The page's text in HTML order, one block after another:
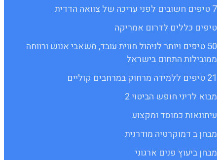
7 טיפים חשובים לפני עריכה של צוואה הדדית
טיפים כללים לדרום אמריקה
50 טיפים ויותר לניהול חווית עובד, משאבי אנוש ורווחה
ממובילות התחום בישראל
21 טיפים ללמידה מרחוק במרחבים קוליים
מבוא לדיני חופש הביטוי 2
עיתונאות כמוסד ומקצוע
מבחן ב דמוקרטיה מודרנית
מבחן ביעוץ פנים ארגוני